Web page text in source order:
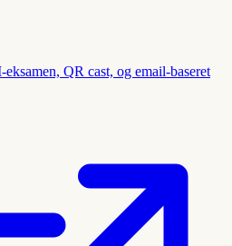
QR cast, og email-baseret